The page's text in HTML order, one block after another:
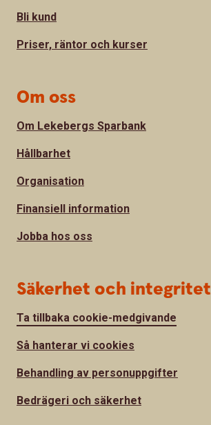
Bli kund
Priser, räntor och kurser
Om oss
Om Lekebergs Sparbank
Hållbarhet
Organisation
Finansiell information
Jobba hos oss
Säkerhet och integritet
Ta tillbaka cookie-medgivande
Så hanterar vi cookies
Behandling av personuppgifter
Bedrägeri och säkerhet